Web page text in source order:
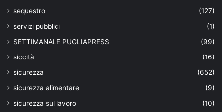
sequestro
(127)
servizi pubblici
(1)
SETTIMANALE PUGLIAPRESS
(99)
siccità
(16)
sicurezza
(652)
sicurezza alimentare
(9)
sicurezza sul lavoro
(10)